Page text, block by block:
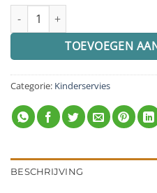
KINTA HOUTEN KINDERBORD
TOEVOEGEN
Categorie: Kinderservies
BESCHRIJVING